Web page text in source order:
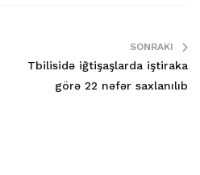
SONRAKI
Tbilisidə iğtişaşlarda iştiraka
görə 22 nəfər saxlanılıb